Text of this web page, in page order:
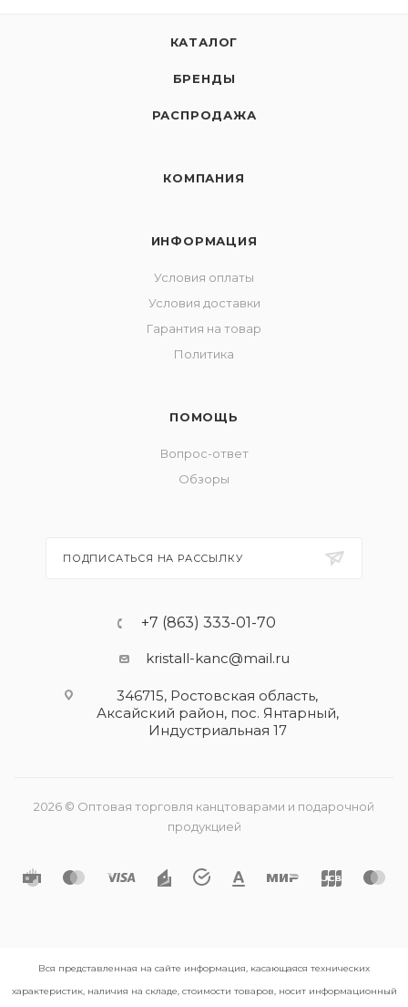
КАТАЛОГ
БРЕНДЫ
РАСПРОДАЖА
КОМПАНИЯ
ИНФОРМАЦИЯ
Условия оплаты
Условия доставки
Гарантия на товар
Политика
ПОМОЩЬ
Вопрос-ответ
Обзоры
ПОДПИСАТЬСЯ НА РАССЫЛКУ
+7 (863) 333-01-70
kristall-kanc@mail.ru
346715, Ростовская область​,
Аксайский район, пос. Янтарный,
Индустриальная 17
2026 © Оптовая торговля канцтоварами и подарочной
продукцией
Вся представленная на сайте информация, касающаяся технических
характеристик, наличия на складе, стоимости товаров, носит информационный